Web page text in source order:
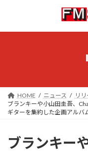
ン
ー
HOME ニュース
リ
ブランキーや小山田圭吾、
ギターを集約した企画アルバ
ブランキー